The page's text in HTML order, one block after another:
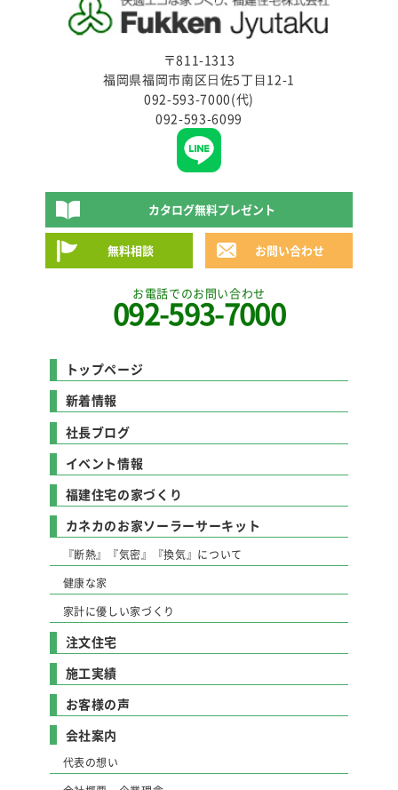
〒811-1313
福岡県福岡市南区⽇佐5丁⽬12-1
092-593-7000(代)
092-593-6099
カタログ無料プレゼント
無料相談 お問い合わせ
お電話でのお問い合わせ
092-593-7000
トップページ
新着情報
社長ブログ
イベント情報
福建住宅の家づくり
カネカのお家ソーラーサーキット
『断熱』『気密』『換気』について
健康な家
家計に優しい家づくり
注文住宅
施工実績
お客様の声
会社案内
代表の想い